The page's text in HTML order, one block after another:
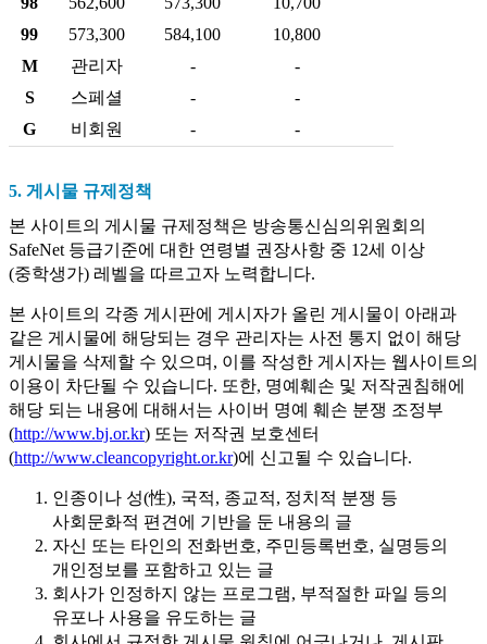
99
573,300 584,100
10,800
M
관리자 -
-
S
스페셜 -
-
G
비회원 - -
5. 게시물 규제정책
본 사이트의 게시물 규제정책은 방송통신심의위원회의
SafeNet 등급기준에 대한 연령별 권장사항 중 12세 이상
(중학생가) 레벨을 따르고자 노력합니다.
본 사이트의 각종 게시판에 게시자가 올린 게시물이 아래과
같은 게시물에 해당되는 경우 관리자는 사전 통지 없이 해당
게시물을 삭제할 수 있으며, 이를 작성한 게시자는 웹사이트의
이용이 차단될 수 있습니다. 또한, 명예훼손 및 저작권침해에
해당 되는 내용에 대해서는 사이버 명예 훼손 분쟁 조정부
(http://www.bj.or.kr) 또는 저작권 보호센터
(http://www.cleancopyright.or.kr)에 신고될 수 있습니다.
인종이나 성(性), 국적, 종교적, 정치적 분쟁 등
사회문화적 편견에 기반을 둔 내용의 글
자신 또는 타인의 전화번호, 주민등록번호, 실명등의
개인정보를 포함하고 있는 글
회사가 인정하지 않는 프로그램, 부적절한 파일 등의
유포나 사용을 유도하는 글